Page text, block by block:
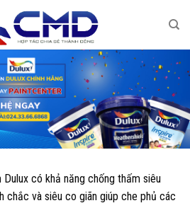
có khả năng chống thấm siêu
chắc và siêu co giãn giúp che phủ các